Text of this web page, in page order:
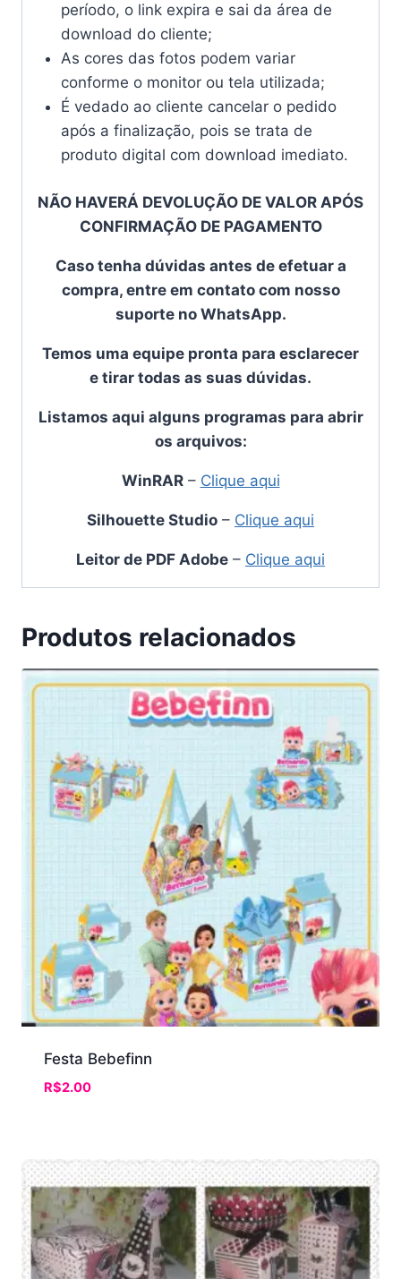
período, o link expira e sai da área de
download do cliente;
As cores das fotos podem variar
conforme o monitor ou tela utilizada;
É vedado ao cliente cancelar o pedido
após a finalização, pois se trata de
produto digital com download imediato.
NÃO HAVERÁ DEVOLUÇÃO DE VALOR APÓS
CONFIRMAÇÃO DE PAGAMENTO
Caso tenha dúvidas antes de efetuar a
compra, entre em contato com nosso
suporte no WhatsApp.
Temos uma equipe pronta para esclarecer
e tirar todas as suas dúvidas.
Listamos aqui alguns programas para abrir
os arquivos:
WinRAR– Clique aqui
Silhouette Studio – Clique aqui
Leitor de PDF Adobe – Clique aqui
Produtos relacionados
Festa Bebefinn
R$2.00